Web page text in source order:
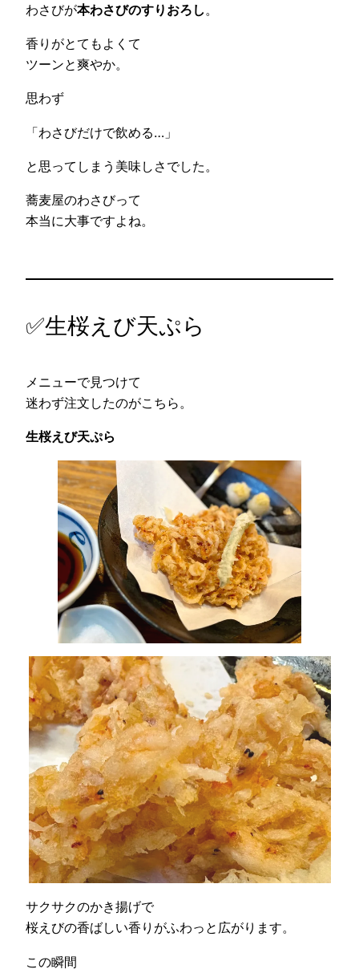
わさびが本わさびのすりおろし 。
香りがとてもよくて
ツーンと爽やか。
思わず
「わさびだけで飲める…」
と思ってしまう美味しさでした。
蕎麦屋のわさびって
本当に大事ですよね。
✅生桜えび天ぷら
メニューで見つけて
迷わず注文したのがこちら。
生桜えび天ぷら
サクサクのかき揚げで
桜えびの香ばしい香りがふわっと広がります。
この瞬間